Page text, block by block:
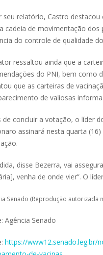
seu relatório, Castro
cadeia de movimentação
do controle de qualidade
ressaltou ainda que a
do PNI, bem como
que as carteiras de
de valiosas
de concluir a votação, o líder
assinará nesta quarta
disse Bezerra, vai
venha de onde vier”. O
Senado (Reprodução autorizada
Agência Senado
https://www12.senado.leg.br/